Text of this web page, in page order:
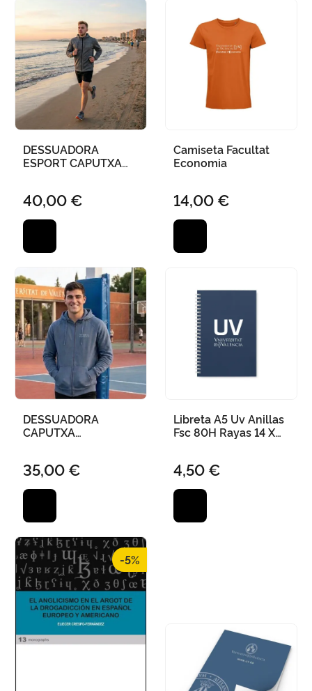
DESSUADORA
ESPORT CAPUTXA
VALÈNCIA GRIS FOSC
- S
40,00 €
Camiseta Facultat
Economia
14,00 €
DESSUADORA
CAPUTXA
VALÈNCIA - BLAU - L
35,00 €
Libreta A5 Uv Anillas
Fsc 80H Rayas 14 X
4,50 €
-5%